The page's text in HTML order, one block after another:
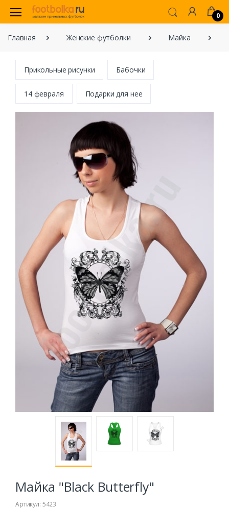
0
Главная Женские футболки Майка
Прикольные рисунки Бабочки
14 февраля Подарки для нее
Майка "Black Butterfly"
Артикул: 5423